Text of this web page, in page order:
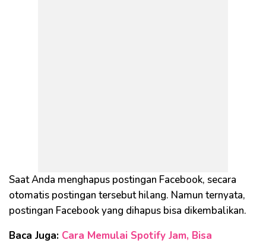
Saat Anda menghapus postingan Facebook, secara
otomatis postingan tersebut hilang. Namun ternyata,
postingan Facebook yang dihapus bisa dikembalikan.
Baca Juga: Cara Memulai Spotify Jam, Bisa